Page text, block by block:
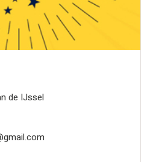
de IJssel